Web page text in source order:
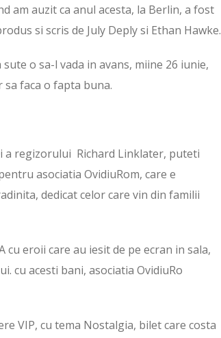
am auzit ca anul acesta, la Berlin, a fost
si scris de July Deply si Ethan Hawke.
o sa-l vada in avans, miine 26 iunie,
faca o fapta buna.
a regizorului Richard Linklater, puteti
asociatia OvidiuRom, care e
dedicat celor care vin din familii
eroii care au iesit de pe ecran in sala,
cu acesti bani, asociatia OvidiuRo
VIP, cu tema Nostalgia, bilet care costa